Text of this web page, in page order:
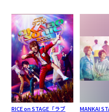
RICE on STAGE「ラブ
MANKAI